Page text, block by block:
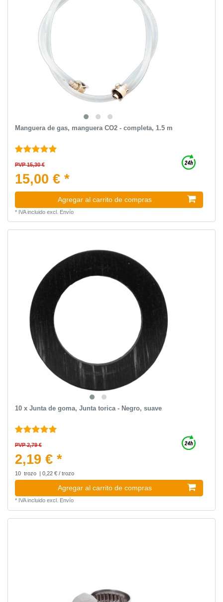
Manguera de gas, manguera CO2 - completa, 1.5 m
PVP 15,30 €
15,00 € *
Agregar al carrito de compras
* IVA incluidoexcl. Envío
10 x Junta de goma, Junta torica - Negro, suave
PVP 2,79 €
2,19 € *
10 trozo | 0,22 € / trozo
Agregar al carrito de compras
* IVA incluidoexcl. Envío